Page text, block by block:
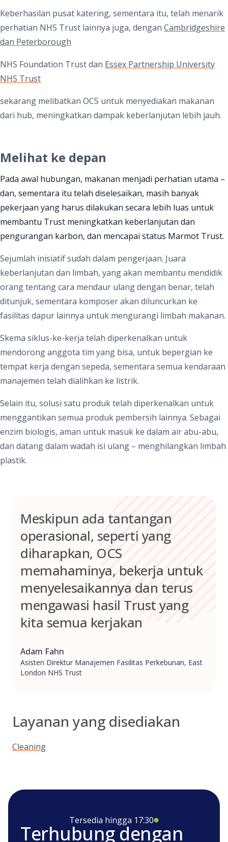
Keberhasilan pusat katering, sementara itu, telah menarik
perhatian NHS Trust lainnya juga, dengan Cambridgeshire
dan Peterborough
NHS Foundation Trustdan Essex Partnership University
NHS Trust
sekarang melibatkan OCS untuk menyediakan makanan
dari hub, meningkatkan dampak keberlanjutan lebih jauh.
Melihat ke depan
Pada awal hubungan, makanan menjadi perhatian utama –
dan, sementara itu telah diselesaikan, masih banyak
pekerjaan yang harus dilakukan secara lebih luas untuk
membantu Trust meningkatkan keberlanjutan dan
pengurangan karbon, dan mencapai status Marmot Trust.
Sejumlah inisiatif sudah dalam pengerjaan. Juara
keberlanjutan dan limbah, yang akan membantu mendidik
orang tentang cara mendaur ulang dengan benar, telah
ditunjuk, sementara komposer akan diluncurkan ke
fasilitas dapur lainnya untuk mengurangi limbah makanan.
Skema siklus-ke-kerja telah diperkenalkan untuk
mendorong anggota tim yang bisa, untuk bepergian ke
tempat kerja dengan sepeda, sementara semua kendaraan
manajemen telah dialihkan ke listrik.
Selain itu, solusi satu produk telah diperkenalkan untuk
menggantikan semua produk pembersih lainnya. Sebagai
enzim biologis, aman untuk masuk ke dalam air abu-abu,
dan datang dalam wadah isi ulang – menghilangkan limbah
plastik.
Meskipun ada tantangan
operasional, seperti yang
diharapkan, OCS
memahaminya, bekerja untuk
menyelesaikannya dan terus
mengawasi hasil Trust yang
kita semua kerjakan
Adam Fahn
Asisten Direktur Manajemen Fasilitas Perkebunan, East
London NHS Trust
Layanan yang disediakan
Cleaning
Tersedia hingga 17:30
Terhubung dengan